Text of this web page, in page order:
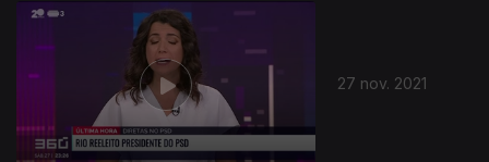
27 nov. 2021
582230